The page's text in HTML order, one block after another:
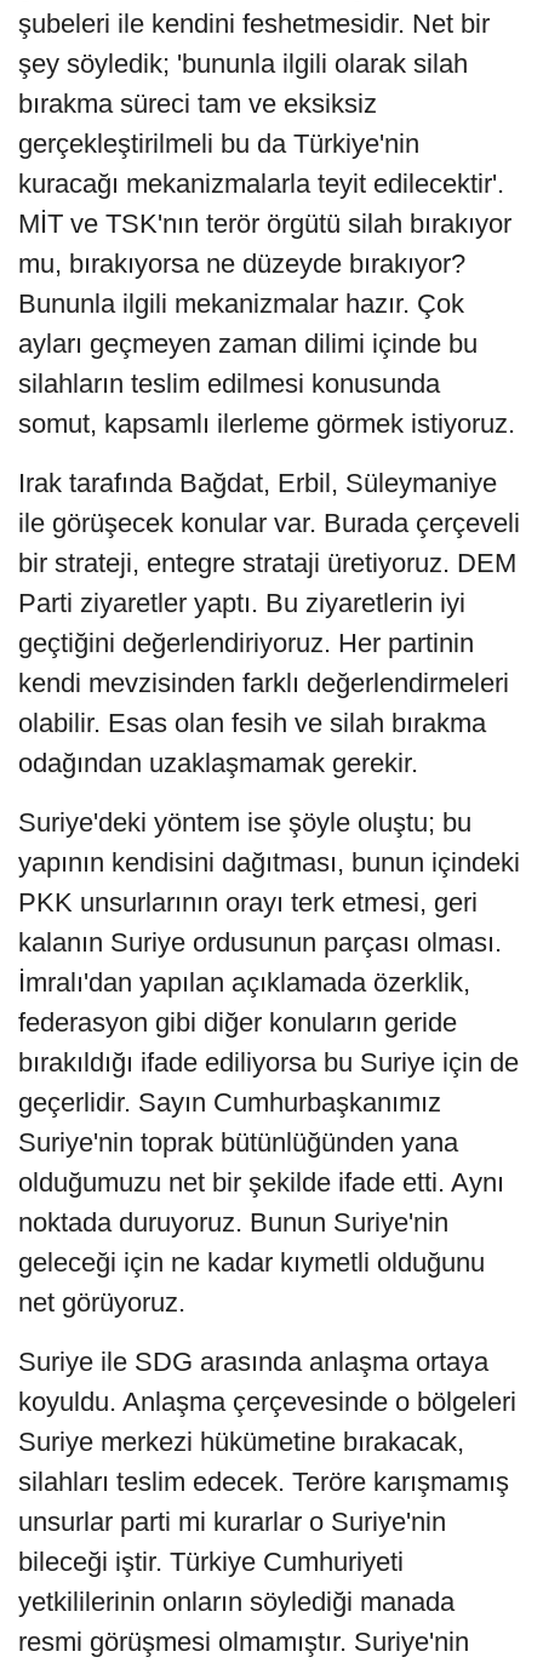
şubeleri ile kendini feshetmesidir. Net bir
şey söyledik; 'bununla ilgili olarak silah
bırakma süreci tam ve eksiksiz
gerçekleştirilmeli bu da Türkiye'nin
kuracağı mekanizmalarla teyit edilecektir'.
MİT ve TSK'nın terör örgütü silah bırakıyor
mu, bırakıyorsa ne düzeyde bırakıyor?
Bununla ilgili mekanizmalar hazır. Çok
ayları geçmeyen zaman dilimi içinde bu
silahların teslim edilmesi konusunda
somut, kapsamlı ilerleme görmek istiyoruz.
Irak tarafında Bağdat, Erbil, Süleymaniye
ile görüşecek konular var. Burada çerçeveli
bir strateji, entegre strataji üretiyoruz. DEM
Parti ziyaretler yaptı. Bu ziyaretlerin iyi
geçtiğini değerlendiriyoruz. Her partinin
kendi mevzisinden farklı değerlendirmeleri
olabilir. Esas olan fesih ve silah bırakma
odağından uzaklaşmamak gerekir.
Suriye'deki yöntem ise şöyle oluştu; bu
yapının kendisini dağıtması, bunun içindeki
PKK unsurlarının orayı terk etmesi, geri
kalanın Suriye ordusunun parçası olması.
İmralı'dan yapılan açıklamada özerklik,
federasyon gibi diğer konuların geride
bırakıldığı ifade ediliyorsa bu Suriye için de
geçerlidir. Sayın Cumhurbaşkanımız
Suriye'nin toprak bütünlüğünden yana
olduğumuzu net bir şekilde ifade etti. Aynı
noktada duruyoruz. Bunun Suriye'nin
geleceği için ne kadar kıymetli olduğunu
net görüyoruz.
Suriye ile SDG arasında anlaşma ortaya
koyuldu. Anlaşma çerçevesinde o bölgeleri
Suriye merkezi hükümetine bırakacak,
silahları teslim edecek. Teröre karışmamış
unsurlar parti mi kurarlar o Suriye'nin
bileceği iştir. Türkiye Cumhuriyeti
yetkililerinin onların söylediği manada
resmi görüşmesi olmamıştır. Suriye'nin